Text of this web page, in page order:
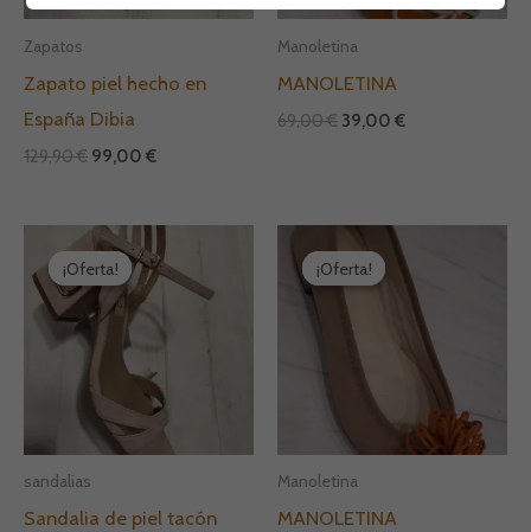
Zapatos
Zapato piel hecho en
España Dibia
129,90€ 99,00 €
Manoletina
MANOLETINA
69,00€ 39,00 €
¡Oferta!
¡Oferta!
sandalias
Sandalia de piel tacón
El
precio
original
era:
155,00 €.
precio
actual
79,00 €.
¡Oferta!
¡Oferta!
Manoletina
MANOLETINA
El
precio
original
era:
69,00 €.
precio
actual
es:
39,00 €.